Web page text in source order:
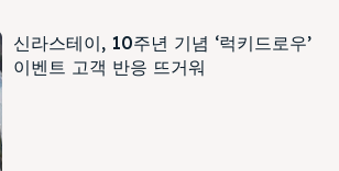
신라스테이, 10주년 기념 ‘럭키드로우’
이벤트 고객 반응 뜨거워